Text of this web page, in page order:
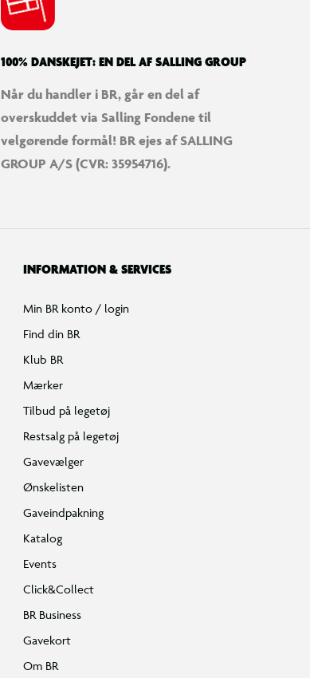
100% DANSKEJET: EN DEL AF SALLING GROUP
Når du handler i BR, går en del af
overskuddet via Salling Fondene til
velgørende formål! BR ejes af SALLING
GROUP A/S (CVR: 35954716).
INFORMATION & SERVICES
Min BR konto / login
Find din BR
Klub BR
Mærker
Tilbud på legetøj
Restsalg på legetøj
Gavevælger
Ønskelisten
Gaveindpakning
Katalog
Events
Click&Collect
BR Business
Gavekort
Om BR